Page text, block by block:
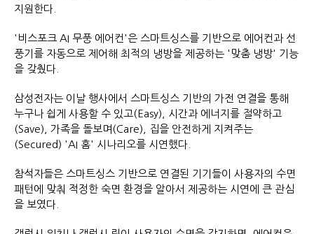
지원한다.
'비스포크 AI 무풍 에어컨'은 스마트싱스를 기반으로 에어컨과 선
풍기를 자동으로 제어해 최적의 냉방을 제공하는 '맞춤 냉방' 기능
을 갖췄다.
삼성전자는 이날 행사에서 스마트싱스 기반의 가전 연결을 통해
누구나 쉽게 사용할 수 있고(Easy), 시간과 에너지를 절약하고
(Save), 가족을 돌보며(Care), 집을 안전하게 지켜주는
(Secured) 'AI 홈' 시나리오를 시연했다.
참석자들은 스마트싱스 기반으로 연결된 기기들이 사용자의 수면
패턴에 맞춰 적정한 숙면 환경을 알아서 제공하는 시연에 큰 관심
을 보였다.